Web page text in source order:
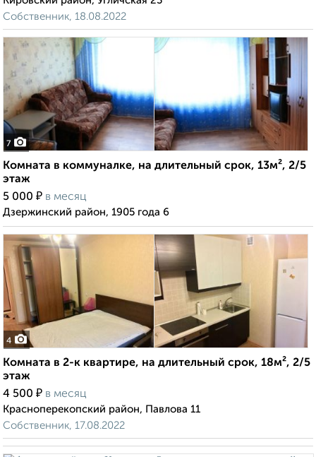
Собственник, 18.08.2022
7
Комната в коммуналке, на длительный срок, 13м², 2/5
этаж
5 000 ₽ в месяц
Дзержинский район, 1905 года 6
4
Комната в 2-к квартире, на длительный срок, 18м², 2/5
этаж
4 500 ₽ в месяц
Красноперекопский район, Павлова 11
Собственник, 17.08.2022